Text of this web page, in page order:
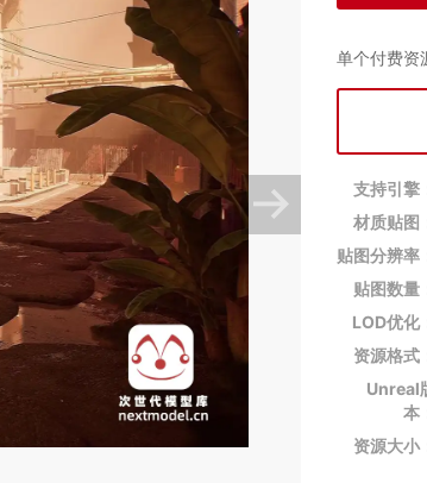
PC/主机
独立游
移动端
单个付费资
支持引擎
材质贴图
贴图分辨率
贴图数量
LOD优化
资源格式
Unreal
本
资源大小